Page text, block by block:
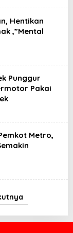
Hentikan
,”Mental
Punggur
Pakai
Metro,